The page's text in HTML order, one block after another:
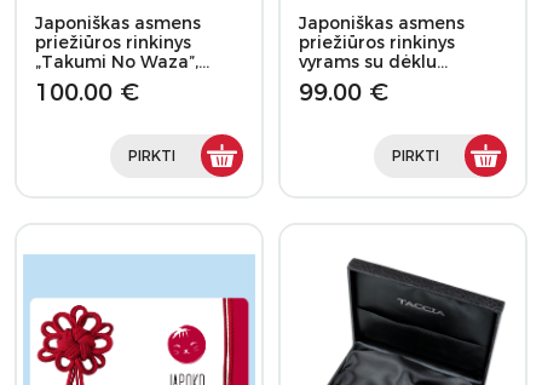
Japoniškas asmens
priežiūros rinkinys
„Takumi No Waza”,…
100.00 €
PIRKTI
Japoniškas asmens
priežiūros rinkinys
vyrams su dėklu…
99.00 €
PIRKTI